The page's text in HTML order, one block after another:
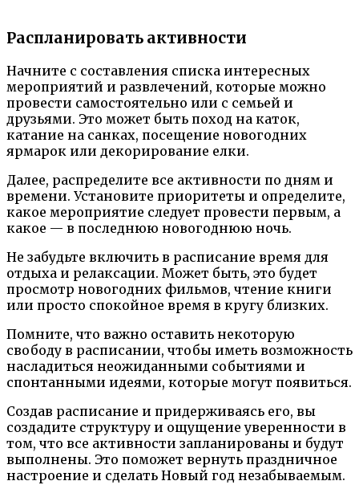
Распланировать активности
Начните с составления списка интересных
мероприятий и развлечений, которые можно
провести самостоятельно или с семьей и
друзьями. Это может быть поход на каток,
катание на санках, посещение новогодних
ярмарок или декорирование елки.
Далее, распределите все активности по дням и
времени. Установите приоритеты и определите,
какое мероприятие следует провести первым, а
какое — в последнюю новогоднюю ночь.
Не забудьте включить в расписание время для
отдыха и релаксации. Может быть, это будет
просмотр новогодних фильмов, чтение книги
или просто спокойное время в кругу близких.
Помните, что важно оставить некоторую
свободу в расписании, чтобы иметь возможность
насладиться неожиданными событиями и
спонтанными идеями, которые могут появиться.
Создав расписание и придерживаясь его, вы
создадите структуру и ощущение уверенности в
том, что все активности запланированы и будут
выполнены. Это поможет вернуть праздничное
настроение и сделать Новый год незабываемым.